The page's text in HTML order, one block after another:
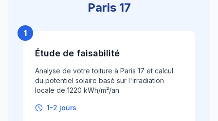
Paris 17
1
Étude de faisabilité
Analyse de votre toiture à Paris 17 et calcul
du potentiel solaire basé sur l'irradiation
locale de 1220 kWh/m²/an.
1-2 jours